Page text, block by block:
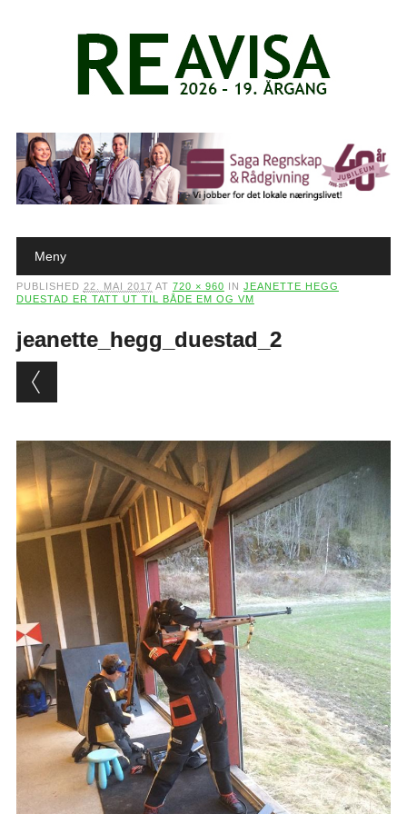
Main menu
Meny
PUBLISHED 22. MAI 2017 AT 720 × 960 IN JEANETTE HEGG
DUESTAD ER TATT UT TIL BÅDE EM OG VM
jeanette_hegg_duestad_2